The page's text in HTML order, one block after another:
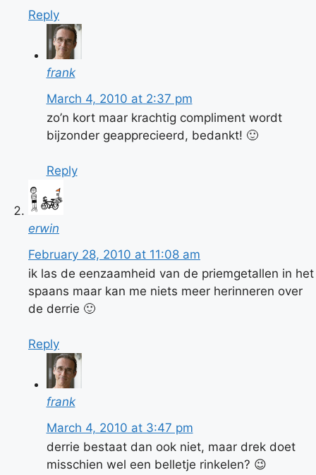
Reply
frank
March 4, 2010 at 2:37 pm
zo’n kort maar krachtig compliment wordt
bijzonder geapprecieerd, bedankt! 🙂
Reply
erwin
February 28, 2010 at 11:08 am
ik las de eenzaamheid van de priemgetallen in het
spaans maar kan me niets meer herinneren over
de derrie 🙂
Reply
frank
March 4, 2010 at 3:47 pm
derrie bestaat dan ook niet, maar drek doet
misschien wel een belletje rinkelen? 😉